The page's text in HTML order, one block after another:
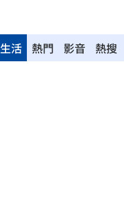
熱門 影音 熱搜
生活